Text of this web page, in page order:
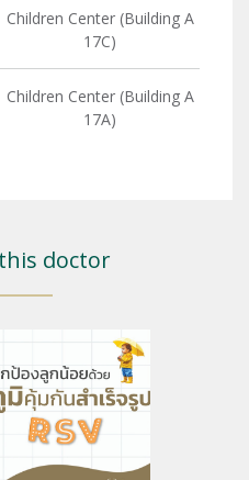
Children Center (Building A
17C)
Children Center (Building A
17A)
doctor